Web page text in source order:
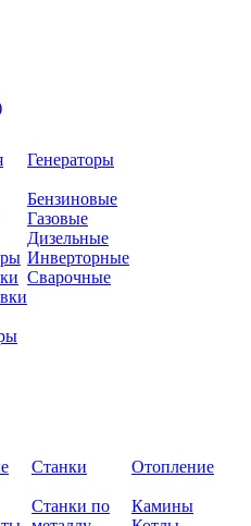
Генераторы
Бензиновые
Газовые
Дизельные
Инверторные
Сварочные
Станки
Станки по
Отопление
Камины